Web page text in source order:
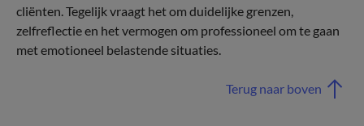
cliënten. Tegelijk vraagt het om duidelijke grenzen,
zelfreflectie en het vermogen om professioneel om te gaan
met emotioneel belastende situaties.
Terug naar boven